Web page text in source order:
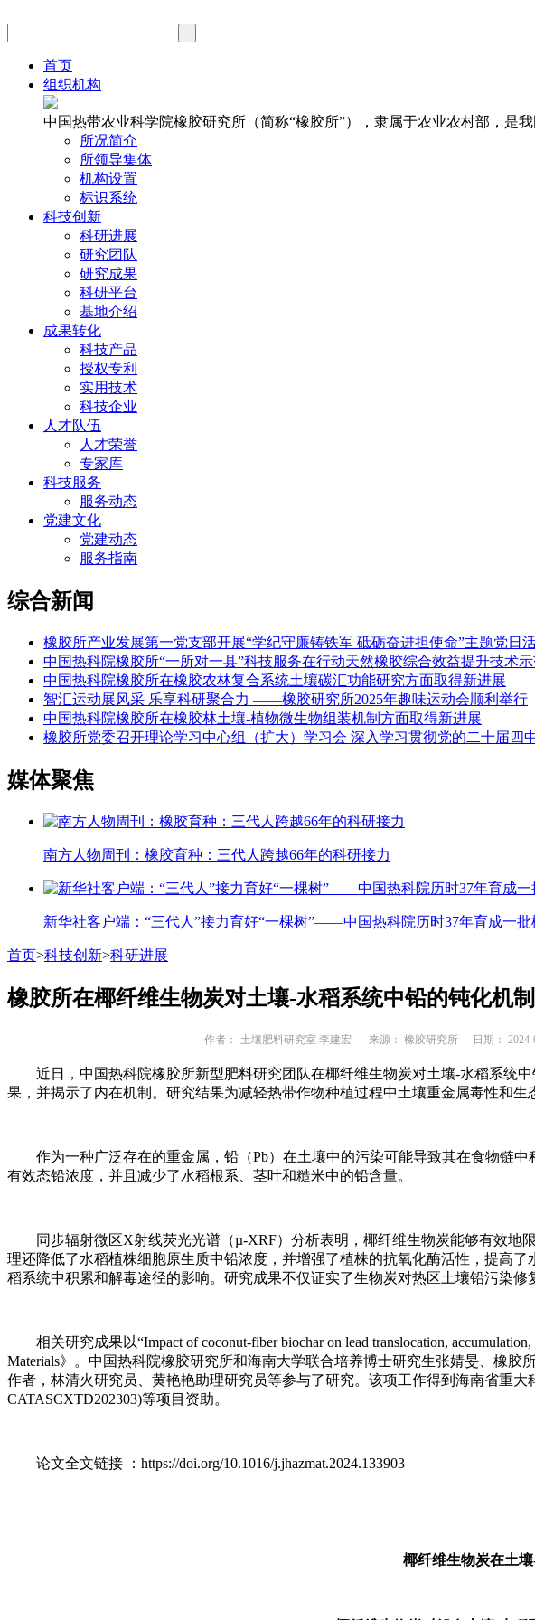
首页
组织机构
中国热带农业科学院橡胶研究所（简称“橡胶所”），隶属于农业农村部，是
所况简介
所领导集体
机构设置
标识系统
科技创新
科研进展
研究团队
研究成果
科研平台
基地介绍
成果转化
科技产品
授权专利
实用技术
科技企业
人才队伍
人才荣誉
专家库
科技服务
服务动态
党建文化
党建动态
服务指南
综合新闻
橡胶所产业发展第一党支部开展“学纪守廉铸铁军 砥砺奋进担使命”主题党日
中国热科院橡胶所“一所对一县”科技服务在行动天然橡胶综合效益提升技术
中国热科院橡胶所在橡胶农林复合系统土壤碳汇功能研究方面取得新进展
智汇运动展风采 乐享科研聚合力 ——橡胶研究所2025年趣味运动会顺利举行
中国热科院橡胶所在橡胶林土壤-植物微生物组装机制方面取得新进展
橡胶所党委召开理论学习中心组（扩大）学习会 深入学习贯彻党的二十届四
媒体聚焦
南方人物周刊：橡胶育种：三代人跨越66年的科研接力
新华社客户端：“三代人”接力育好“一棵树”——中国热科院历时37年育成一批
首页>科技创新>科研进展
橡胶所在椰纤维生物炭对土壤-水稻系统中铅的钝化机
作者： 土壤肥料研究室 李建宏 来源： 橡胶研究所 日期： 2024-
近日，中国热科院橡胶所新型肥料研究团队在椰纤维生物炭对土壤-水稻系统中
果，并揭示了内在机制。研究结果为减轻热带作物种植过程中土壤重金属毒性和生
作为一种广泛存在的重金属，铅（Pb）在土壤中的污染可能导致其在食物链中
有效态铅浓度，并且减少了水稻根系、茎叶和糙米中的铅含量。
同步辐射微区X射线荧光光谱（µ-XRF）分析表明，椰纤维生物炭能够有效地
理还降低了水稻植株细胞原生质中铅浓度，并增强了植株的抗氧化酶活性，提高
稻系统中积累和解毒途径的影响。研究成果不仅证实了生物炭对热区土壤铅污染
相关研究成果以“Impact of coconut-fiber biochar on lead translocation, accumulation,
Materials》。中国热科院橡胶研究所和海南大学联合培养博士研究生张婧旻、橡
作者，林清火研究员、黄艳艳助理研究员等参与了研究。该项工作得到海南省重大
CATASCXTD202303)等项目资助。
论文全文链接 ：https://doi.org/10.1016/j.jhazmat.2024.133903
椰纤维生物炭在土